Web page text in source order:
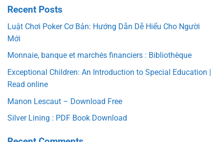
Recent Posts
Luật Chơi Poker Cơ Bản: Hướng Dẫn Dễ Hiểu Cho Người
Mới
Monnaie, banque et marchés financiers : Bibliothèque
Exceptional Children: An Introduction to Special Education |
Read online
Manon Lescaut – Download Free
Silver Lining : PDF Book Download